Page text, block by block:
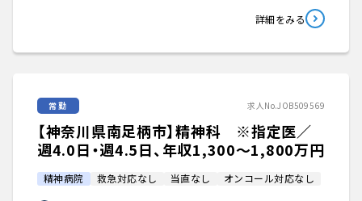
詳細をみる
常勤 求人No.JOB509569
【神奈川県南足柄市】精神科 ※指定医／
週4.0日・週4.5日、年収1,300〜1,800万円
精神病院 救急対応なし 当直なし オンコール対応なし